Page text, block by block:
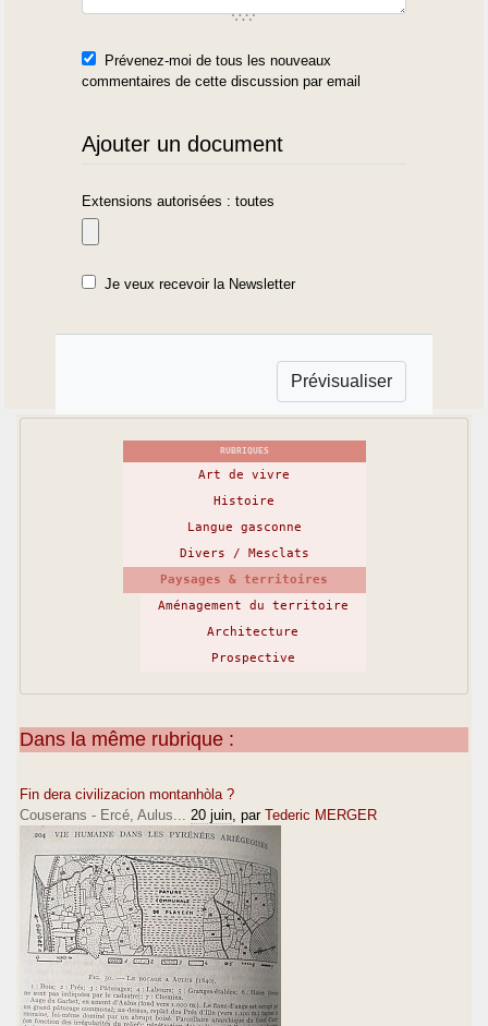
Prévenez-moi de tous les nouveaux
commentaires de cette discussion par email
Ajouter un document
Extensions autorisées : toutes
Je veux recevoir la Newsletter
RUBRIQUES
Art de vivre
Histoire
Langue gasconne
Divers / Mesclats
Paysages & territoires
Aménagement du territoire
Architecture
Prospective
Dans la même rubrique :
Fin dera civilizacion montanhòla ?
Couserans - Ercé, Aulus...
20 juin , par Tederic MERGER